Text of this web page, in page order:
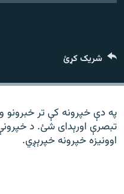
د ازادې اروپا راډیو ټولې
شریک کړئ
په دې خپرونه کې تر خبرونو
تبصرې اورېدای شئ. د
اوونیزه خپرونه خپرېږي.